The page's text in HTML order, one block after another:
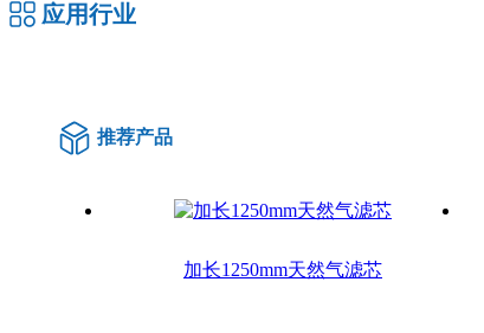
应用行业
推荐产品
加长1250mm天然气滤芯